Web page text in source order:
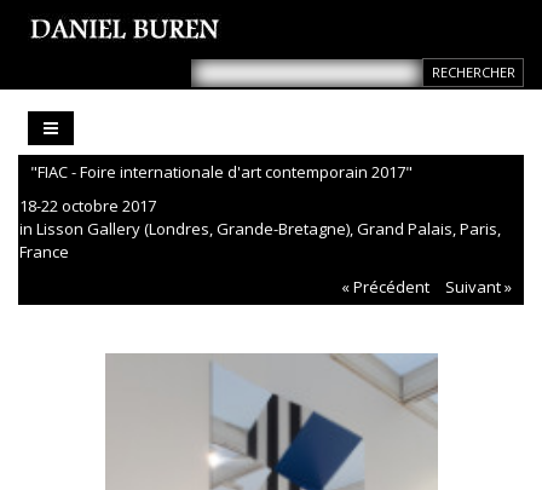
"FIAC - Foire internationale d'art contemporain 2017"
18-22 octobre 2017
in Lisson Gallery (Londres, Grande-Bretagne), Grand Palais, Paris,
France
« Précédent
Suivant »